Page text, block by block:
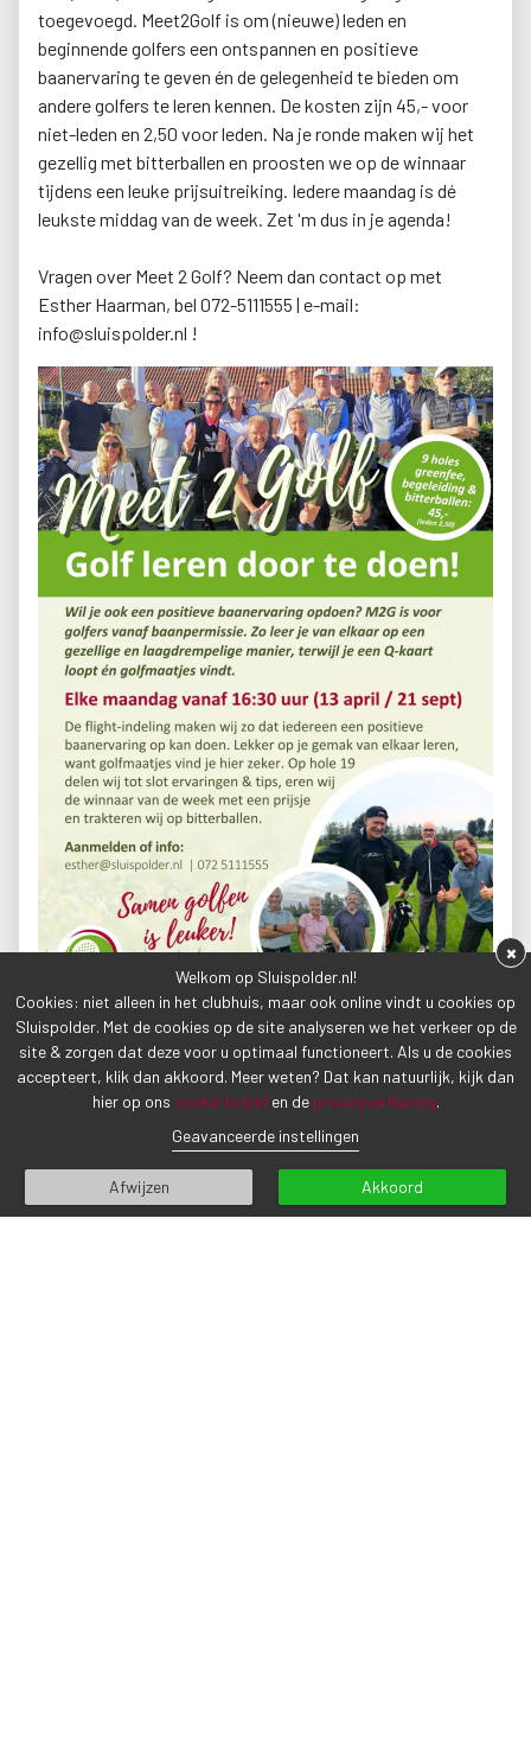
toegevoegd. Meet2Golf is om (nieuwe) leden en
beginnende golfers een ontspannen en positieve
baanervaring te geven én de gelegenheid te bieden om
andere golfers te leren kennen. De kosten zijn 45,- voor
niet-leden en 2,50 voor leden. Na je ronde maken wij het
gezellig met bitterballen en proosten we op de winnaar
tijdens een leuke prijsuitreiking. Iedere maandag is dé
leukste middag van de week. Zet 'm dus in je agenda!
Vragen over Meet 2 Golf? Neem dan contact op met
Esther Haarman, bel 072-5111555 | e-mail:
info@sluispolder.nl !
Welkom op Sluispolder.nl!
Cookies: niet alleen in het clubhuis, maar ook online vindt u cookies op
Sluispolder. Met de cookies op de site analyseren we het verkeer op de
site & zorgen dat deze voor u optimaal functioneert. Als u de cookies
accepteert, klik dan akkoord. Meer weten? Dat kan natuurlijk, kijk dan
hier op ons cookie beleid en de privacyverklaring.
Geavanceerde instellingen
Afwijzen Akkoord
×